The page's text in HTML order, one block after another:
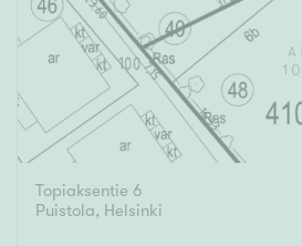
Topiaksentie 6
Puistola, Helsinki